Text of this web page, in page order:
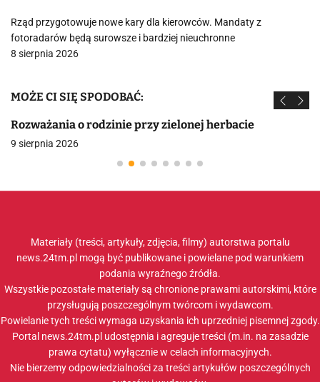
Rząd przygotowuje nowe kary dla kierowców. Mandaty z
fotoradarów będą surowsze i bardziej nieuchronne
8 sierpnia 2026
MOŻE CI SIĘ SPODOBAĆ:
Rozważania o rodzinie przy zielonej herbacie
9 sierpnia 2026
Materiały (treści, artykuły, zdjęcia, filmy) autorstwa portalu
news.24tm.pl mogą być publikowane i powielane pod warunkiem
podania wyraźnego źródła.
Wszystkie pozostałe materiały są chronione prawami autorskimi, które
przysługują poszczególnym twórcom i wydawcom.
Powielanie tych treści wymaga uzyskania ich uprzedniej pisemnej zgody.
Portal news.24tm.pl udostępnia i agreguje treści (m.in. na zasadzie
prawa cytatu) wyłącznie w celach informacyjnych.
Nie bierzemy odpowiedzialności za treści artykułów poszczególnych